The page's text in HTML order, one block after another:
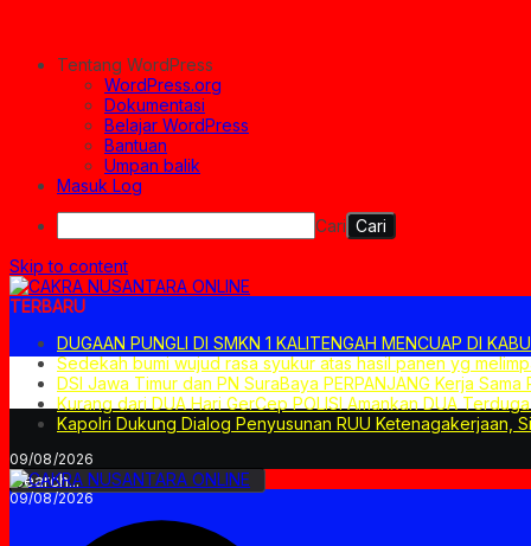
Tentang WordPress
WordPress.org
Dokumentasi
Belajar WordPress
Bantuan
Umpan balik
Masuk Log
Cari
Skip to content
TERBARU
DUGAAN PUNGLI DI SMKN 1 KALITENGAH MENCUAP DI
Sedekah bumi wujud rasa syukur atas hasil panen yg
DSI Jawa Timur dan PN SuraBaya PERPANJANG Kerja
Kurang dari DUA Hari GerCep POLISI Amankan DUA
Kapolri Dukung Dialog Penyusunan RUU Ketenagakerjaan,
09/08/2026
09/08/2026